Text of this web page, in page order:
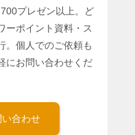
プレゼン以上。ど
ーポイント資料・ス
。個人でのご依頼も
にお問い合わせくだ
い合わせ